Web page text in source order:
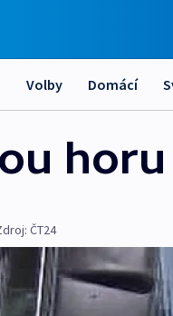
Volby Domácí
ČT24